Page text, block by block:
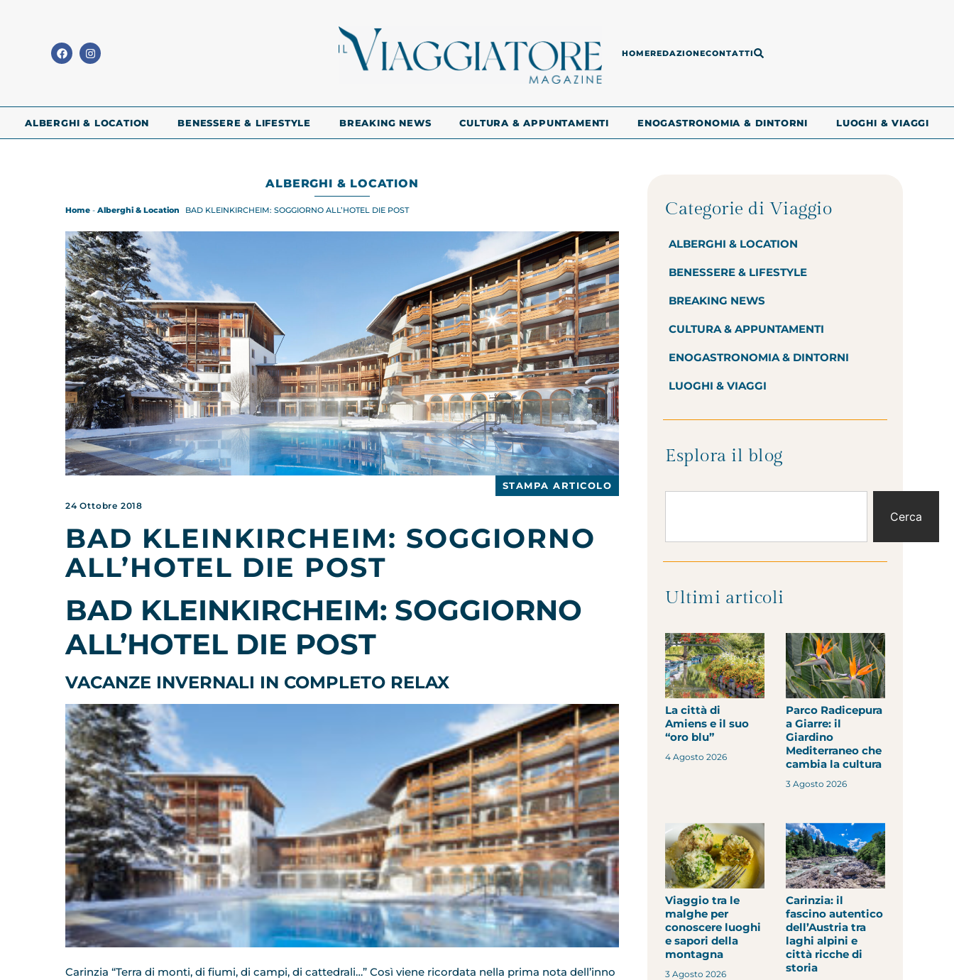
HOMEREDAZIONECONTATTI
ALBERGHI & LOCATION BENESSERE & LIFESTYLE BREAKING NEWS CULTURA & APPUNTAMENTI ENOGASTRONOMIA & DINTORNI LUOGHI & VIAGGI
ALBERGHI & LOCATION
Home - Alberghi & Location BAD KLEINKIRCHEIM: SOGGIORNO ALL’HOTEL DIE POST
STAMPA ARTICOLO
24 Ottobre 2018
BAD KLEINKIRCHEIM: SOGGIORNO
ALL’HOTEL DIE POST
BAD KLEINKIRCHEIM: SOGGIORNO
ALL’HOTEL DIE POST
VACANZE INVERNALI IN COMPLETO RELAX
Carinzia “Terra di monti, di fiumi, di campi, di cattedrali…” Così viene ricordata nella prima nota dell’inno
Categorie di Viaggio
ALBERGHI & LOCATION
BENESSERE & LIFESTYLE
BREAKING NEWS
CULTURA & APPUNTAMENTI
ENOGASTRONOMIA & DINTORNI
LUOGHI & VIAGGI
Esplora il blog
Cerca
Ultimi articoli
La città di
Amiens e il suo
“oro blu”
4 Agosto 2026
Parco Radicepura
a Giarre: il
Giardino
Mediterraneo che
cambia la cultura
3 Agosto 2026
Viaggio tra le
malghe per
conoscere luoghi
e sapori della
montagna
3 Agosto 2026
Carinzia: il
fascino autentico
dell’Austria tra
laghi alpini e
città ricche di
storia